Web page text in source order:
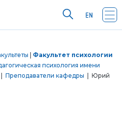
Факультет психологии
психология имени
Преподаватели кафедры | Юрий